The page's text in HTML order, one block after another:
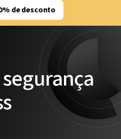
de desconto